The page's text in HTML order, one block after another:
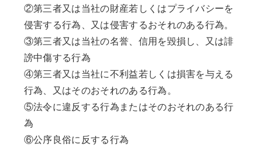
②第三者又は当社の財産若しくはプライバシーを
侵害する行為、又は侵害するおそれのある行為。
③第三者又は当社の名誉、信用を毀損し、又は誹
謗中傷する行為
④第三者又は当社に不利益若しくは損害を与える
行為、又はそのおそれのある行為。
⑤法令に違反する行為またはそのおそれのある行
為
⑥公序良俗に反する行為